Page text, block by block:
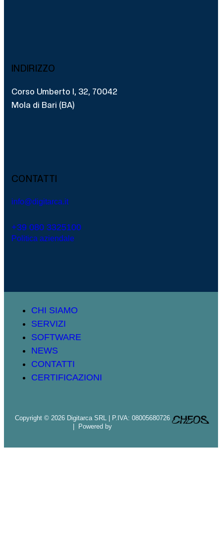
INDIRIZZO
Corso Umberto I, 32, 70042
Mola di Bari (BA)
CONTATTI
info@digitarca.it
+39 080 3325100
Politica aziendale
CHI SIAMO
SERVIZI
SOFTWARE
NEWS
CONTATTI
CERTIFICAZIONI
Copyright © 2026 Digitarca SRL | P.IVA: 08005680726
| Powered by